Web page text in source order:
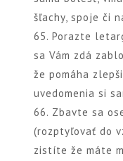
šľachy, spoje či
65. Porazte
sa Vám zdá
že pomáha
uvedomenia si
66. Zbavte sa
(rozptyľovať do
zistíte že máte